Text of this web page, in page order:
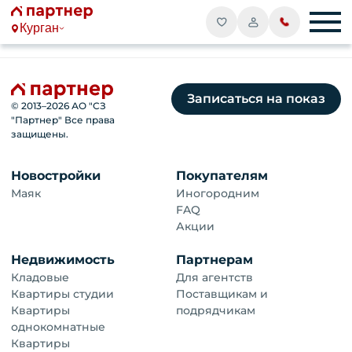
Курган
© 2013–2026 АО "СЗ
"Партнер" Все права
защищены.
Записаться на показ
Новостройки
Маяк
Покупателям
Иногородним
FAQ
Акции
Недвижимость
Кладовые
Квартиры студии
Квартиры
однокомнатные
Квартиры
Партнерам
Для агентств
Поставщикам и
подрядчикам